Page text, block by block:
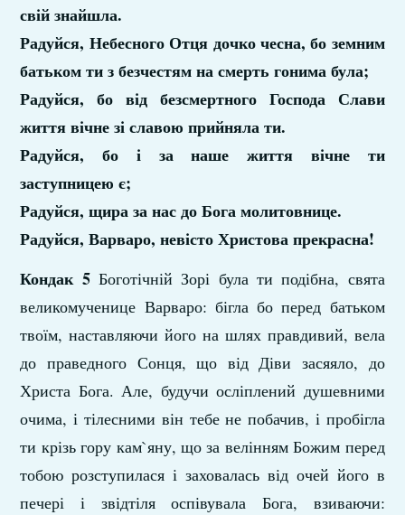
свій знайшла.
Радуйся, Небесного Отця дочко чесна, бо земним
батьком ти з безчестям на смерть гонима була;
Радуйся, бо від безсмертного Господа Слави
життя вічне зі славою прийняла ти.
Радуйся, бо і за наше життя вічне ти
заступницею є;
Радуйся, щира за нас до Бога молитовнице.
Радуйся, Варваро, невісто Христова прекрасна!
Кондак 5Боготічній Зорі була ти подібна, свята
великомученице Варваро: бігла бо перед батьком
твоїм, наставляючи його на шлях правдивий, вела
до праведного Сонця, що від Діви засяяло, до
Христа Бога. Але, будучи осліплений душевними
очима, і тілесними він тебе не побачив, і пробігла
ти крізь гору кам`яну, що за велінням Божим перед
тобою розступилася і заховалась від очей його в
печері і звідтіля оспівувала Бога, взиваючи: